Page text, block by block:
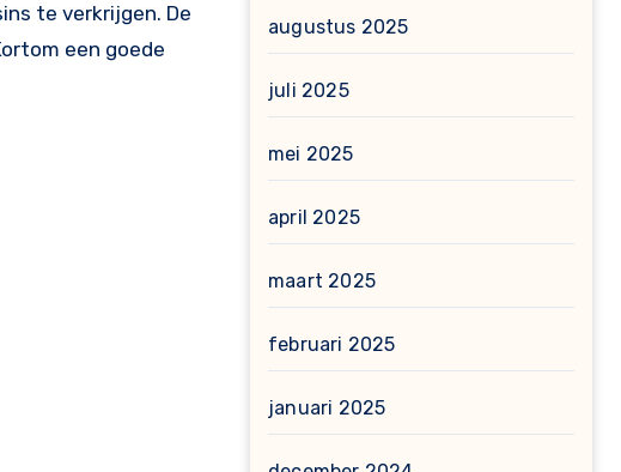
te verkrijgen. De
een goede
augustus 2025
juli 2025
mei 2025
april 2025
maart 2025
februari 2025
januari 2025